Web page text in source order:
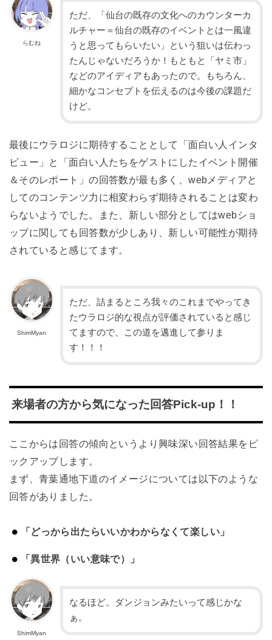
らむね
ただ、「仙台の既存の文化へのカウンターカ
ルチャー＝仙台の既存のイベントとは一風違
うと思ってもらいたい」という狙いは伝わっ
たんじゃないだろうか！もともと「ヤミ市」
などのアイディアもあったので。もちろん、
細かなコンセプトを伝えるのは今後の課題だ
けど。
最後にウラロジに期待することとして「面白い人インタ
ビュー」と「面白い人たちをゲストにしたイベント開催
＆そのレポート」の回答数が最も多く、webメディアと
してのコンテンツ力に相変わらず期待されることは変わ
らないようでした。また、新しい部分としてはwebショ
ップに関しても回答数が少しあり、新しい可能性が期待
されていると感じてます。
ShimMyan
ただ、詰まるところ我々のこれまでやってき
たウラロジ的な視点が評価されていると感じ
てますので、この道を邁進して参りま
す！！！
来場者の方から気になった回答Pick-up！！
ここからは回答の傾向というより興味深い回答結果をピ
ックアップします。
まず、青葉通地下道のイメージについては以下のような
回答がありました。
「どっから出たらいいかわからなくて楽しい」
「​​異世界（いい意味で）」
ShimMyan
なるほど。ダンジョンみたいって感じかな
ぁ。